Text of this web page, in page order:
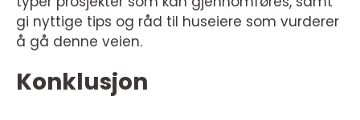
gi nyttige tips og råd til huseiere som vurderer
å gå denne veien.
Konklusjon